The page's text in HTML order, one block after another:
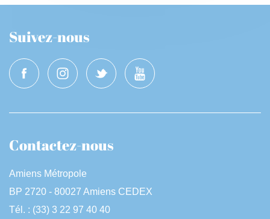
Suivez-nous
Contactez-nous
Amiens Métropole
BP 2720 - 80027 Amiens CEDEX
Tél. : (33) 3 22 97 40 40